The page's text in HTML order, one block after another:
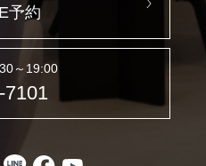
予約
～19:00
7101